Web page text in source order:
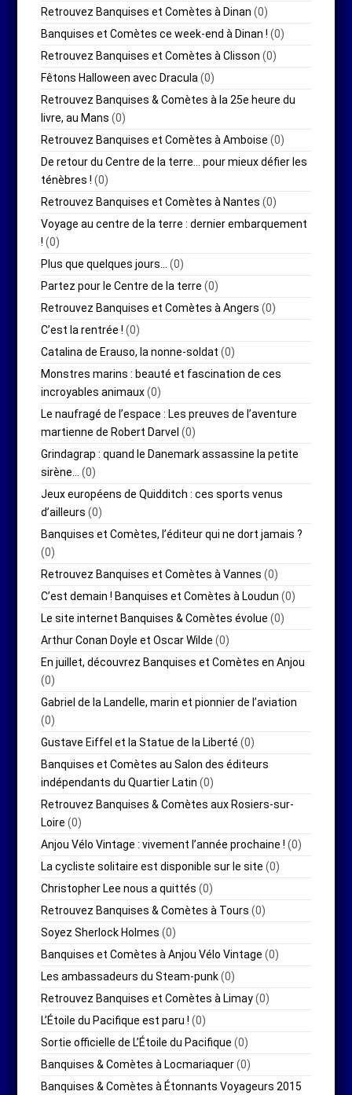
Retrouvez Banquises et Comètes à Dinan (0)
Banquises et Comètes ce week-end à Dinan ! (0)
Retrouvez Banquises et Comètes à Clisson (0)
Fêtons Halloween avec Dracula (0)
Retrouvez Banquises & Comètes à la 25e heure du
livre, au Mans (0)
Retrouvez Banquises et Comètes à Amboise (0)
De retour du Centre de la terre… pour mieux défier les
ténèbres ! (0)
Retrouvez Banquises et Comètes à Nantes (0)
Voyage au centre de la terre : dernier embarquement
! (0)
Plus que quelques jours…
(0)
Partez pour le Centre de la terre (0)
Retrouvez Banquises et Comètes à Angers (0)
C’est la rentrée ! (0)
Catalina de Erauso, la nonne-soldat (0)
Monstres marins : beauté et fascination de ces
incroyables animaux(0)
Le naufragé de l’espace : Les preuves de l’aventure
martienne de Robert Darvel (0)
Grindagrap : quand le Danemark assassine la petite
sirène…
(0)
Jeux européens de Quidditch : ces sports venus
d’ailleurs (0)
Banquises et Comètes, l’éditeur qui ne dort jamais ?
(0)
Retrouvez Banquises et Comètes à Vannes (0)
C’est demain ! Banquises et Comètes à Loudun (0)
Le site internet Banquises & Comètes évolue (0)
Arthur Conan Doyle et Oscar Wilde (0)
En juillet, découvrez Banquises et Comètes en Anjou
(0)
Gabriel de la Landelle, marin et pionnier de l’aviation
(0)
Gustave Eiffel et la Statue de la Liberté (0)
Banquises et Comètes au Salon des éditeurs
indépendants du Quartier Latin (0)
Retrouvez Banquises & Comètes aux Rosiers-sur-
Loire (0)
Anjou Vélo Vintage : vivement l’année prochaine ! (0)
La cycliste solitaire est disponible sur le site (0)
Christopher Lee nous a quittés (0)
Retrouvez Banquises & Comètes à Tours (0)
Soyez Sherlock Holmes (0)
Banquises et Comètes à Anjou Vélo Vintage (0)
Les ambassadeurs du Steam-punk(0)
Retrouvez Banquises et Comètes à Limay(0)
L’Étoile du Pacifique est paru ! (0)
Sortie officielle de L’Étoile du Pacifique (0)
Banquises & Comètes à Locmariaquer(0)
Banquises & Comètes à Étonnants Voyageurs 2015